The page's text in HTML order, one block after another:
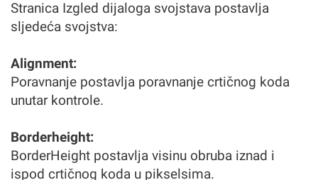
Stranica Izgled dijaloga svojstava postavlja
sljedeća svojstva:
Alignment:
Poravnanje postavlja poravnanje crtičnog koda
unutar kontrole.
Borderheight:
BorderHeight postavlja visinu obruba iznad i
ispod crtičnog koda u pikselsima.